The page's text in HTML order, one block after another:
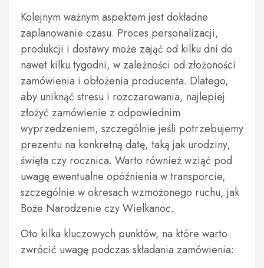
Kolejnym ważnym aspektem jest dokładne
zaplanowanie czasu. Proces personalizacji,
produkcji i dostawy może zająć od kilku dni do
nawet kilku tygodni, w zależności od złożoności
zamówienia i obłożenia producenta. Dlatego,
aby uniknąć stresu i rozczarowania, najlepiej
złożyć zamówienie z odpowiednim
wyprzedzeniem, szczególnie jeśli potrzebujemy
prezentu na konkretną datę, taką jak urodziny,
święta czy rocznica. Warto również wziąć pod
uwagę ewentualne opóźnienia w transporcie,
szczególnie w okresach wzmożonego ruchu, jak
Boże Narodzenie czy Wielkanoc.
Oto kilka kluczowych punktów, na które warto
zwrócić uwagę podczas składania zamówienia: